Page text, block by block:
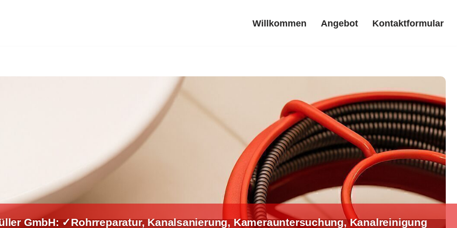
Willkommen Angebot Kontaktformular
GmbH: ✓Rohrreparatur, Kanalsanierung, Kamerauntersuchung, Kanalreinigung